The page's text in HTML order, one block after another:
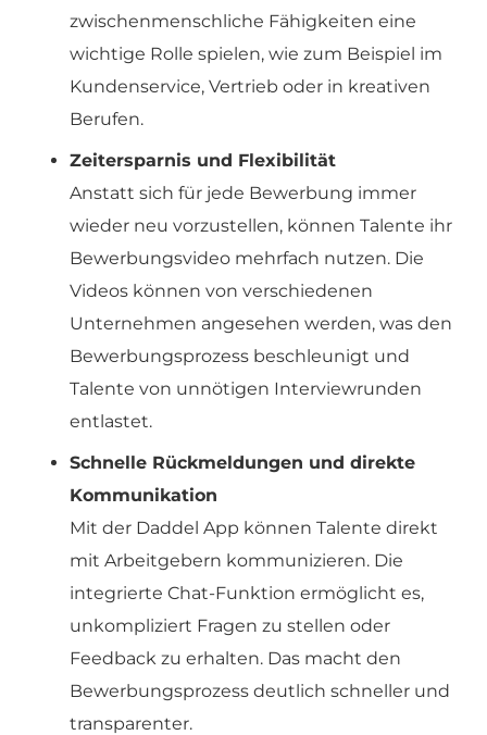
zwischenmenschliche Fähigkeiten eine
wichtige Rolle spielen, wie zum Beispiel im
Kundenservice, Vertrieb oder in kreativen
Berufen.
Zeitersparnis und Flexibilität
Anstatt sich für jede Bewerbung immer
wieder neu vorzustellen, können Talente ihr
Bewerbungsvideo mehrfach nutzen. Die
Videos können von verschiedenen
Unternehmen angesehen werden, was den
Bewerbungsprozess beschleunigt und
Talente von unnötigen Interviewrunden
entlastet.
Schnelle Rückmeldungen und direkte
Kommunikation
Mit der Daddel App können Talente direkt
mit Arbeitgebern kommunizieren. Die
integrierte Chat-Funktion ermöglicht es,
unkompliziert Fragen zu stellen oder
Feedback zu erhalten. Das macht den
Bewerbungsprozess deutlich schneller und
transparenter.